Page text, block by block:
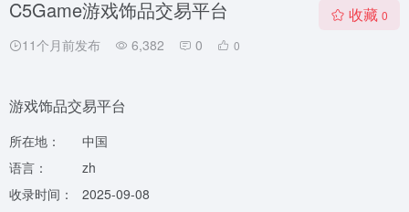
C5Game游戏饰品交易平台
11个月前发布 6,382 0 0
收藏 0
游戏饰品交易平台
所在地：
中国
语言：
zh
收录时间：
2025-09-08